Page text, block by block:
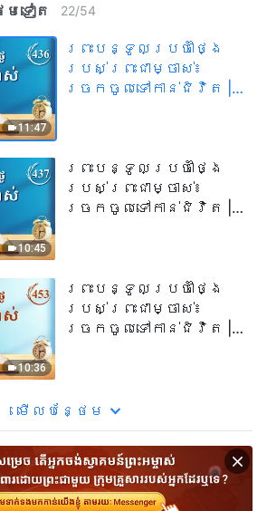
ម​ទៀត​ 22/54
11:47
ព្រះបន្ទូលប្រចាំថ្ងៃ
របស់ព្រះជាម្ចាស់៖
ច្រកចូលទៅកាន់ជិវិត |
10:45
ព្រះបន្ទូលប្រចាំថ្ងៃ
របស់ព្រះជាម្ចាស់៖
ច្រកចូលទៅកាន់ជិវិត |
10:36
ព្រះបន្ទូលប្រចាំថ្ងៃ
របស់ព្រះជាម្ចាស់៖
ច្រកចូលទៅកាន់ជិវិត |
មើល​​បន្ថែម​